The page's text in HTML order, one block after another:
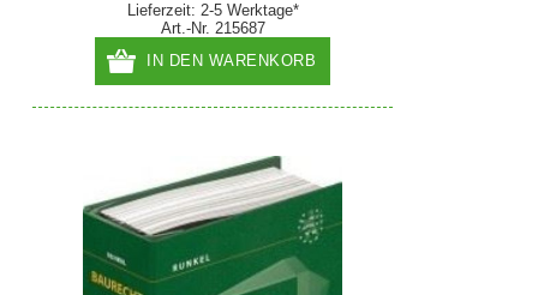
Lieferzeit: 2-5 Werktage*
Art.-Nr. 215687
IN DEN WARENKORB